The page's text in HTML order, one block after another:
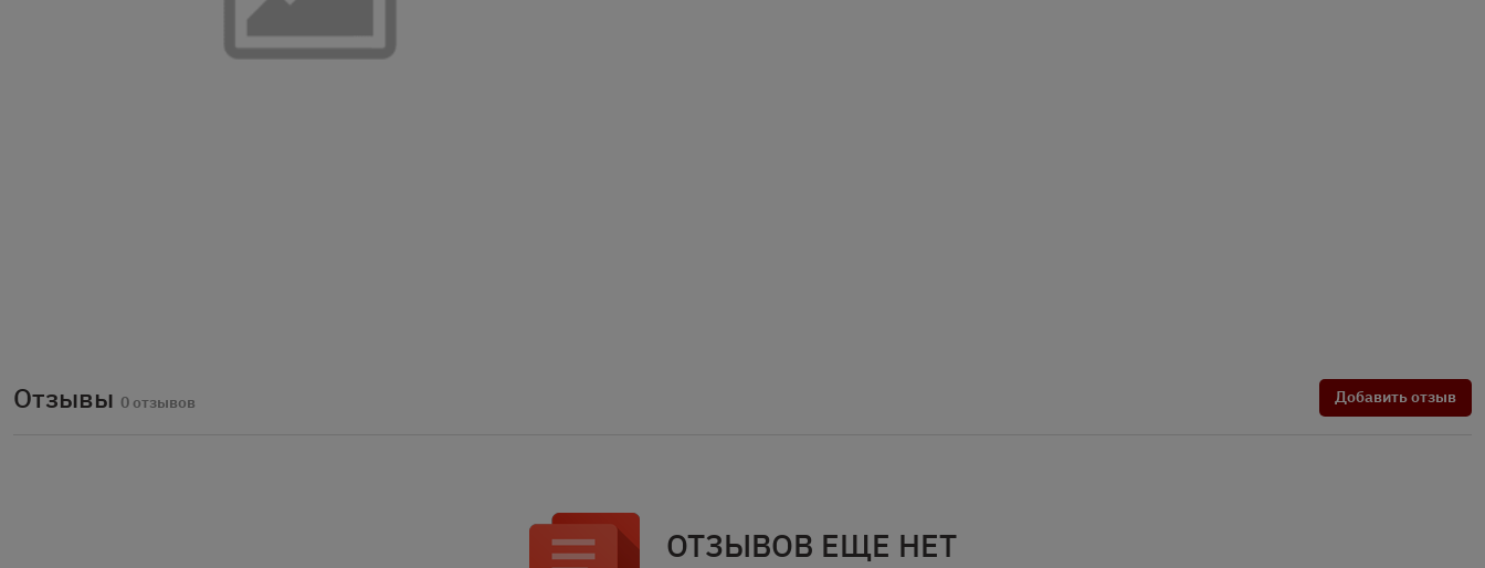
Отзывы 0 отзывов Добавить отзыв
ОТЗЫВОВ ЕЩЕ НЕТ